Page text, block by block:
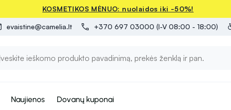
KOSMETIKOS MĖNUO: nuolaidos iki -50%!
evaistine@camelia.lt +370 697 03000 (I-V 08:00 - 18:00)
Naujienos Dovanų kuponai